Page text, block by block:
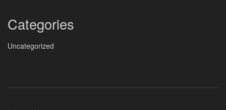
Categories
Uncategorized